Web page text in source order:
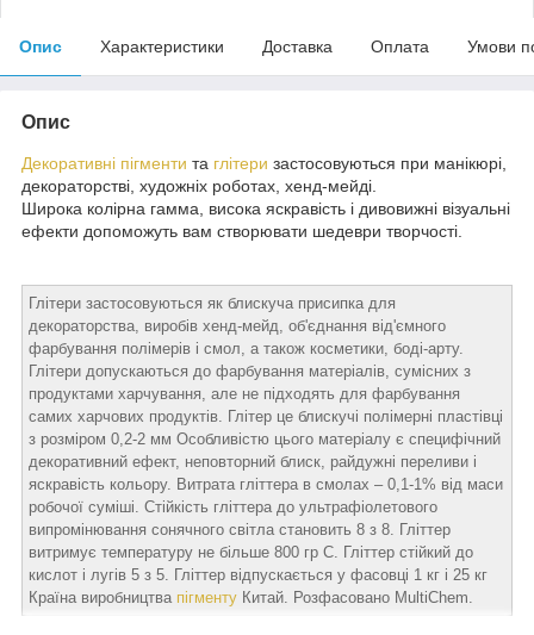
Опис Характеристики Доставка Оплата Умови
Опис
Декоративні пігменти та глітери застосовуються при манікюрі,
декораторстві, художніх роботах, хенд-мейді.
Широка колірна гамма, висока яскравість і дивовижні візуальні
ефекти допоможуть вам створювати шедеври творчості.
Глітери застосовуються як блискуча присипка для
декораторства, виробів хенд-мейд, об'єднання від'ємного
фарбування полімерів і смол, а також косметики, боді-арту.
Глітери допускаються до фарбування матеріалів, сумісних з
продуктами харчування, але не підходять для фарбування
самих харчових продуктів. Глітер це блискучі полімерні пластівці
з розміром 0,2-2 мм Особливістю цього матеріалу є специфічний
декоративний ефект, неповторний блиск, райдужні переливи і
яскравість кольору. Витрата гліттера в смолах – 0,1-1% від маси
робочої суміші. Стійкість гліттера до ультрафіолетового
випромінювання сонячного світла становить 8 з 8. Гліттер
витримує температуру не більше 800 гр С. Гліттер стійкий до
кислот і лугів 5 з 5. Гліттер відпускається у фасовці 1 кг і 25 кг
Країна виробництва пігменту Китай. Розфасовано MultiChem.